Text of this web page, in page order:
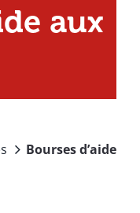
aux
Bourses d’aide